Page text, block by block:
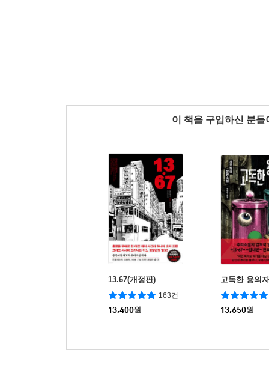
이 책을 구입하신 분
13.67(개정판)
163건
13,400원
고독한 용의자
13,650원